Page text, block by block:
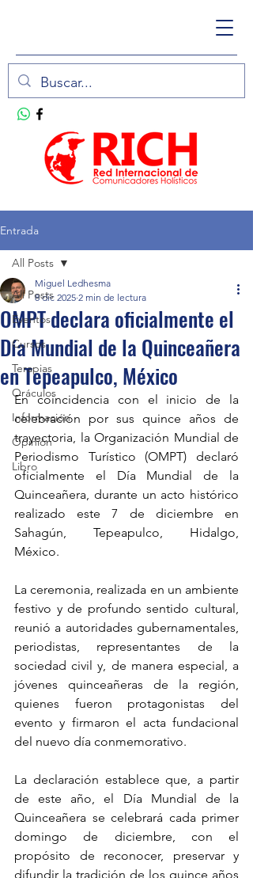
Entrada
All Posts
Eventos
Cursos
Terapias
Oráculos
Información
Opinión
Libro
All Posts
OMPT declara oficialmente el
Día Mundial de la Quinceañera
en Tepeapulco, México
Miguel Ledhesma
8 dic 2025 2 min de lectura
En coincidencia con el inicio de la
celebración por sus quince años de
trayectoria, la Organización Mundial de
Periodismo Turístico (OMPT) declaró
oficialmente el Día Mundial de la
Quinceañera, durante un acto histórico
realizado este 7 de diciembre en
Sahagún, Tepeapulco, Hidalgo,
México.
La ceremonia, realizada en un ambiente
festivo y de profundo sentido cultural,
reunió a autoridades gubernamentales,
periodistas, representantes de la
sociedad civil y, de manera especial, a
jóvenes quinceañeras de la región,
quienes fueron protagonistas del
evento y firmaron el acta fundacional
del nuevo día conmemorativo.
La declaración establece que, a partir
de este año, el Día Mundial de la
Quinceañera se celebrará cada primer
domingo de diciembre, con el
propósito de reconocer, preservar y
difundir la tradición de los quince años